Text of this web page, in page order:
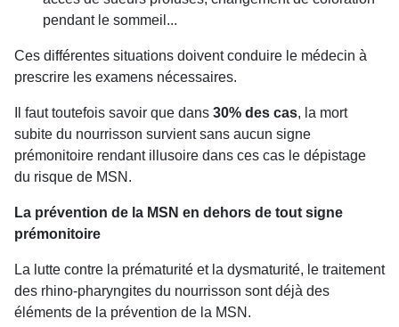
pendant le sommeil...
Ces différentes situations doivent conduire le médecin à
prescrire les examens nécessaires.
Il faut toutefois savoir que dans 30% des cas, la mort
subite du nourrisson survient sans aucun signe
prémonitoire rendant illusoire dans ces cas le dépistage
du risque de MSN.
La prévention de la MSN en dehors de tout signe
prémonitoire
La lutte contre la prématurité et la dysmaturité, le traitement
des rhino-pharyngites du nourrisson sont déjà des
éléments de la prévention de la MSN.